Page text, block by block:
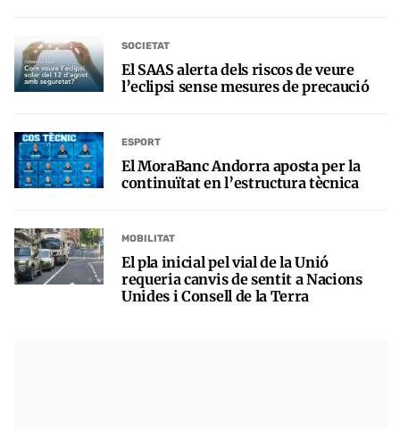
SOCIETAT
El SAAS alerta dels riscos de veure
l’eclipsi sense mesures de precaució
ESPORT
El MoraBanc Andorra aposta per la
continuïtat en l’estructura tècnica
MOBILITAT
El pla inicial pel vial de la Unió
requeria canvis de sentit a Nacions
Unides i Consell de la Terra